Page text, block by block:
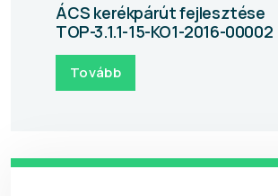
ÁCS kerékpárút fejlesztése
TOP-3.1.1-15-KO1-2016-00002
Tovább